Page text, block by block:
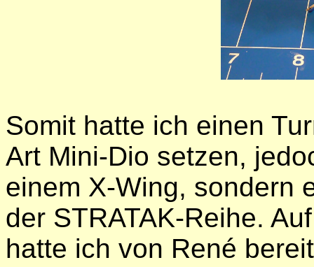
Somit hatte ich einen
Art Mini-Dio setzen,
einem X-Wing, sondern
der STRATAK-Reihe.
hatte ich von René